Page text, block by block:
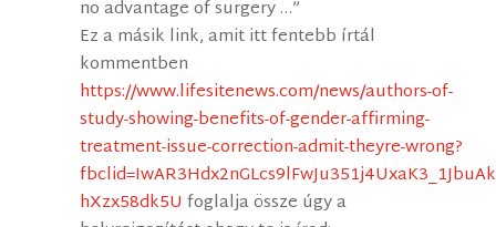
no advantage of surgery …”
Ez a másik link, amit itt fentebb írtál
kommentben
https://www.lifesitenews.com/news/authors-of-
study-showing-benefits-of-gender-affirming-
treatment-issue-correction-admit-theyre-wrong?
hXzx58dk5U foglalja össze úgy a